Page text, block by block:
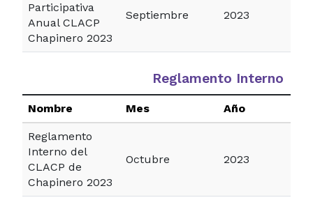
Participativa
Anual CLACP
Chapinero 2023
Septiembre 2023
Reglamento Interno
Nombre Mes Año
Reglamento
Interno del
CLACP de
Chapinero 2023
Octubre 2023